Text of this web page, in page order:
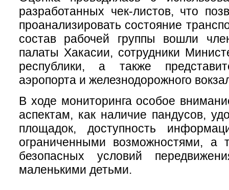
разработанных чек-листов, что
проанализировать состояние
состав рабочей группы вошли
палаты Хакасии, сотрудники
республики, а также
аэропорта и железнодорожного
В ходе мониторинга особое
аспектам, как наличие пандусов,
площадок, доступность
ограниченными возможностями, а
безопасных условий
маленькими детьми.